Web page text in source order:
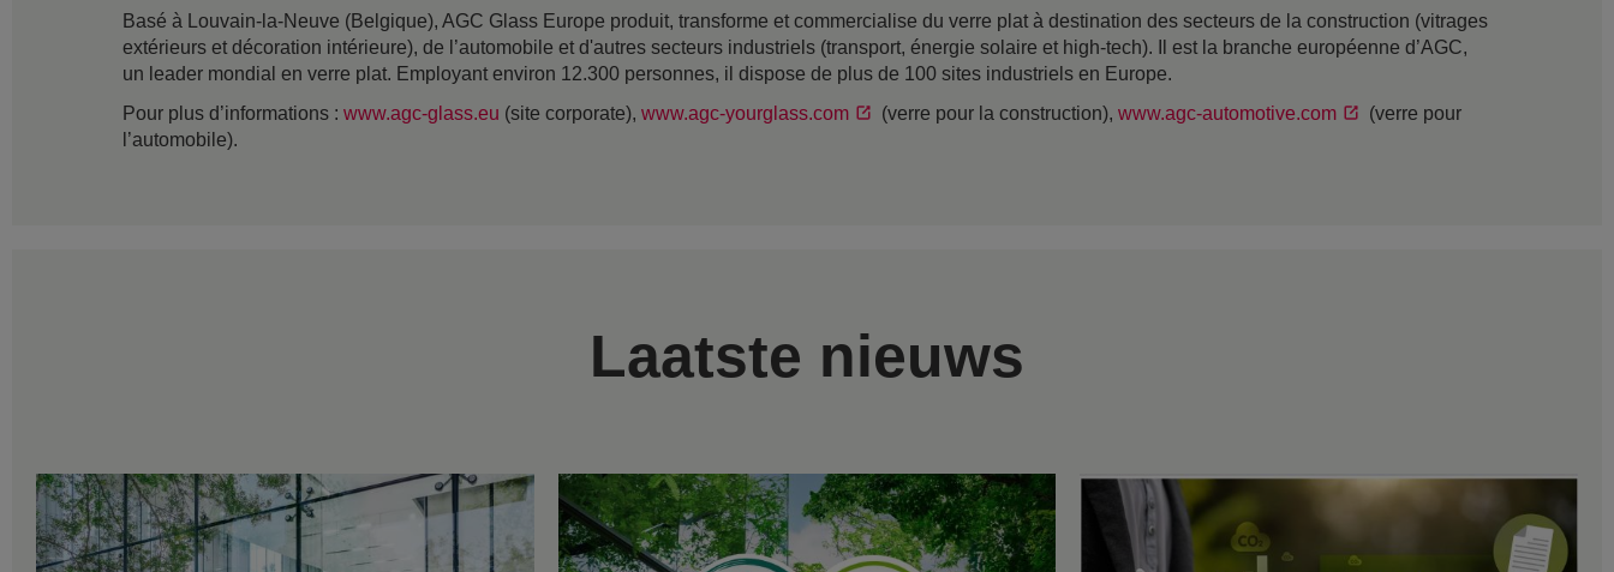
Basé à Louvain-la-Neuve (Belgique), AGC Glass Europe produit, transforme et commercialise du verre plat à destination des secteurs de la construction (vitrages
extérieurs et décoration intérieure), de l’automobile et d'autres secteurs industriels (transport, énergie solaire et high-tech). Il est la branche européenne d’AGC,
un leader mondial en verre plat. Employant environ 12.300 personnes, il dispose de plus de 100 sites industriels en Europe.
Pour plus d’informations : www.agc-glass.eu (site corporate), www.agc-yourglass.com (verre pour la construction), www.agc-automotive.com
(verre pour
l’automobile).
Laatste nieuws